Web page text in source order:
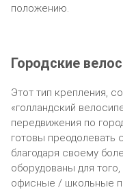
положению.
Городские
Этот тип крепления,
«голландский
передвижения по
готовы преодолевать
благодаря своему
оборудованы для
офисные / школьные